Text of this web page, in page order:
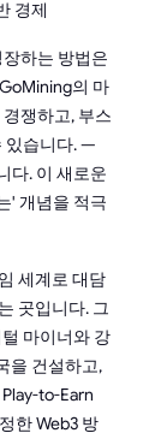
경제
하는 방법은
의 마
쟁하고, 부스
있습니다. —
다. 이 새로운
' 개념을 적극
세계로 대담
곳입니다. 그
마이너와 강
을 건설하고,
to-Earn
한 Web3 방